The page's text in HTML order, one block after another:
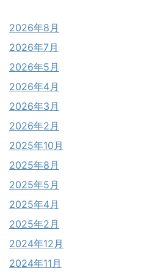
2026年8月
2026年7月
2026年5月
2026年4月
2026年3月
2026年2月
2025年10月
2025年8月
2025年5月
2025年4月
2025年2月
2024年12月
2024年11月